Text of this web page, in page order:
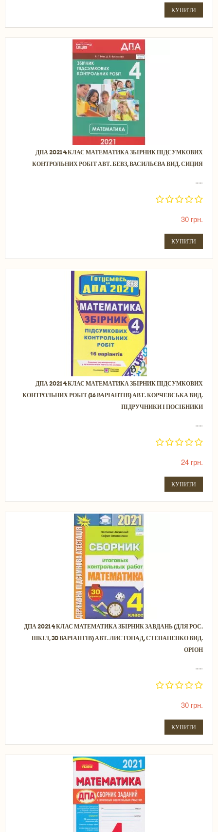
КУПИТИ
ДПА 2021 4 КЛАС МАТЕМАТИКА ЗБІРНИК ПІДСУМКОВИХ
КОНТРОЛЬНИХ РОБІТ АВТ. БЕВЗ, ВАСИЛЬЄВА ВИД. СИЦИЯ
.....
30 грн.
КУПИТИ
ДПА 2021 4 КЛАС МАТЕМАТИКА ЗБІРНИК ПІДСУМКОВИХ
КОНТРОЛЬНИХ РОБІТ (16 ВАРІАНТІВ) АВТ. КОРЧЕВСЬКА ВИД.
ПІДРУЧНИКИ І ПОСІБНИКИ
.....
24 грн.
КУПИТИ
ДПА 2021 4 КЛАС МАТЕМАТИКА ЗБІРНИК ЗАВДАНЬ (ДЛЯ РОС.
ШКІЛ, 30 ВАРІАНТІВ) АВТ. ЛИСТОПАД, СТЕПАНЕНКО ВИД.
ОРІОН
.....
30 грн.
КУПИТИ